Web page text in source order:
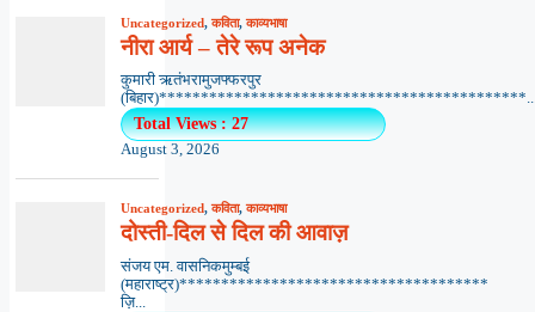
Uncategorized,कविता,काव्यभाषा
नीरा आर्य – तेरे रूप अनेक
कुमारी ऋतंभरामुजफ्फरपुर
Total Views : 27
August 3, 2026
Uncategorized,कविता,काव्यभाषा
दोस्ती-दिल से दिल की आवाज़
संजय एम. वासनिकमुम्बई
(महाराष्ट्र)*************************************
ज़ि...